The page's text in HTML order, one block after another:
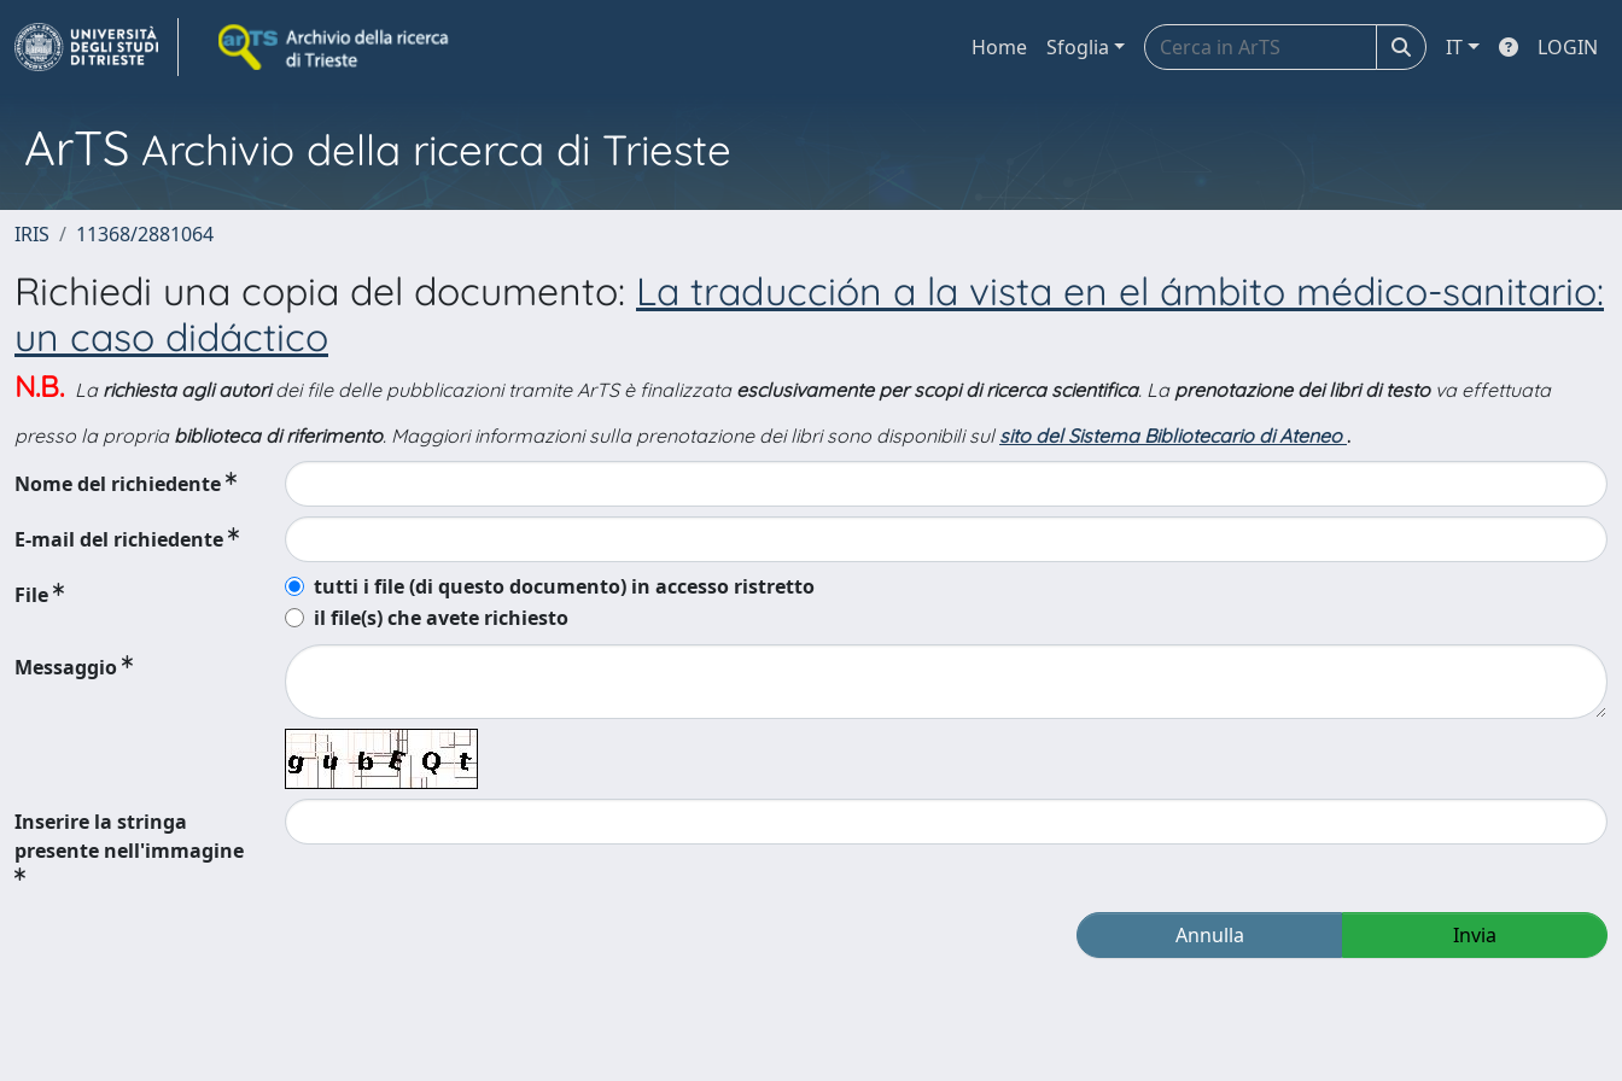
Home Sfoglia IT LOGIN
ArTS Archivio della ricerca di Trieste
IRIS 11368/2881064
Richiedi una copia del documento: La traducción a la vista en el ámbito médico-sanitario:
un caso didáctico
N.B. La richiesta agli autoridei file delle pubblicazioni tramite ArTS è finalizzata esclusivamente per scopi di ricerca scientifica. La prenotazione dei libri di testova effettuata
presso la propria biblioteca di riferimento. Maggiori informazioni sulla prenotazione dei libri sono disponibili sul sito del Sistema Bibliotecario di Ateneo .
Nome del richiedente
E-mail del richiedente
File
tutti i file (di questo documento) in accesso ristretto
il file(s) che avete richiesto
Messaggio
Inserire la stringa
presente nell'immagine
Annulla Invia